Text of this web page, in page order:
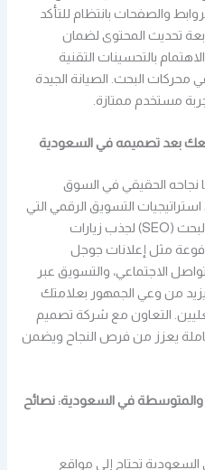
والصفحات بانتظام للتأكد
تحديث المحتوى لضمان
بالتحسينات التقنية
البحث. الصيانة الجيدة
مستخدم ممتازة.
بعد تصميمه في السعودية
نجاحه الحقيقي في السوق
التسويق الرقمي التي
تليه. يشمل ذلك تحسين محركات البحث (SEO) لجذب زيارات
مثل إعلانات جوجل
الاجتماعي، والتسويق عبر
يزيد من وعي الجمهور بعلامتك
فعليين. التعاون مع شركة تصميم
يعزز من فرص النجاح ويضمن
والمتوسطة في السعودية: نصائح
تحتاج إلى مواقع